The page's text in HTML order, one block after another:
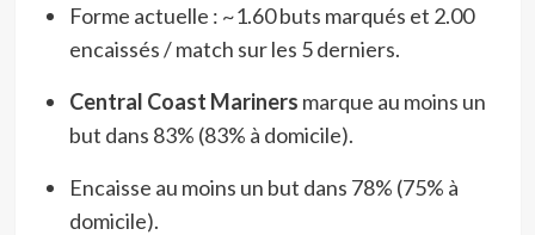
Forme actuelle : ~1.60 buts marqués et 2.00
encaissés / match sur les 5 derniers.
Central Coast Mariners marque au moins un
but dans 83% (83% à domicile).
Encaisse au moins un but dans 78% (75% à
domicile).